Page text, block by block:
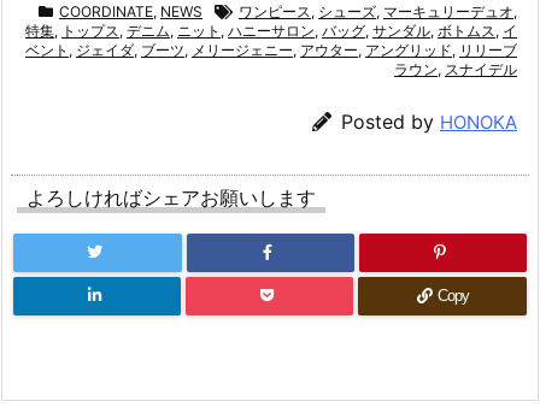
COORDINATE, NEWS ワンピース , シューズ, マーキュリーデュオ,
特集, トップス , デニム, ニット , ハニーサロン, バッグ, サンダル, ボトムス , イ
ベント , ジェイダ, ブーツ, メリージェニー, アウター, アングリッド, リリーブ
ラウン, スナイデル
Posted by HONOKA
よろしければシェアお願いします
Copy